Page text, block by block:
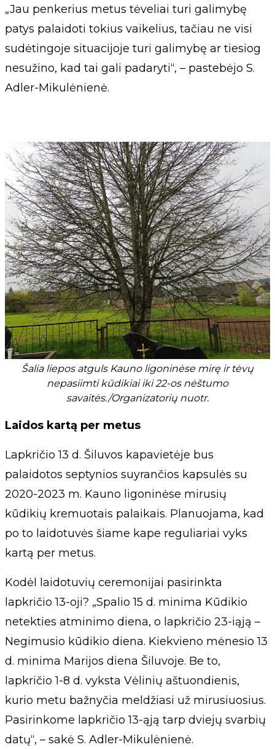
„Jau penkerius metus tėveliai turi galimybę
patys palaidoti tokius vaikelius, tačiau ne visi
sudėtingoje situacijoje turi galimybę ar tiesiog
nesužino, kad tai gali padaryti“, – pastebėjo S.
Adler-Mikulėnienė.
Šalia liepos atguls Kauno ligoninėse mirę ir tėvų
nepasiimti kūdikiai iki 22-os nėštumo
savaitės./Organizatorių nuotr.
Laidos kartą per metus
Lapkričio 13 d. Šiluvos kapavietėje bus
palaidotos septynios suyrančios kapsulės su
2020-2023 m. Kauno ligoninėse mirusių
kūdikių kremuotais palaikais. Planuojama, kad
po to laidotuvės šiame kape reguliariai vyks
kartą per metus.
Kodėl laidotuvių ceremonijai pasirinkta
lapkričio 13-oji? „Spalio 15 d. minima Kūdikio
netekties atminimo diena, o lapkričio 23-iąją –
Negimusio kūdikio diena. Kiekvieno mėnesio 13
d. minima Marijos diena Šiluvoje. Be to,
lapkričio 1-8 d. vyksta Vėlinių aštuondienis,
kurio metu bažnyčia meldžiasi už mirusiuosius.
Pasirinkome lapkričio 13-ąją tarp dviejų svarbių
datų“, – sakė S. Adler-Mikulėnienė.